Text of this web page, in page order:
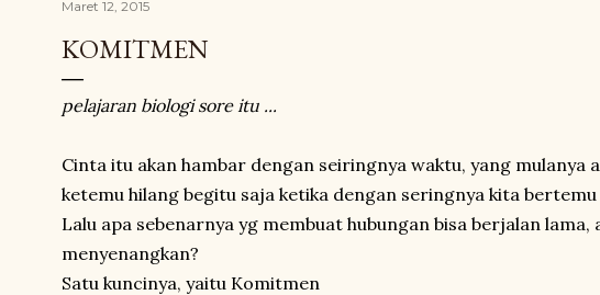
Maret 12, 2015
KOMITMEN
pelajaran biologi sore itu ...
Cinta itu akan hambar dengan seiringnya waktu, yang mulanya
ketemu hilang begitu saja ketika dengan seringnya kita
Lalu apa sebenarnya yg membuat hubungan bisa berjalan lama,
menyenangkan?
Satu kuncinya, yaitu Komitmen